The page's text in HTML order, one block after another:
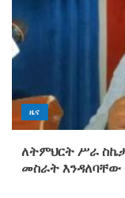
ዜና
ለትምህርት ሥራ
መስራት እንዳለባቸው